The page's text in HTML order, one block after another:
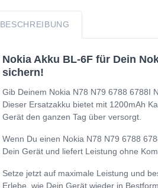
BESCHREIBUNG
Nokia Akku BL-6F für Dein
sichern!
Gib Deinem Nokia N78 N79 6788 6788I
Dieser Ersatzakku bietet mit 1200mAh
Gerät den ganzen Tag über versorgt.
Wenn Du einen Nokia N78 N79 6788
Dein Gerät und liefert Leistung ohne
Setze jetzt auf maximale Leistung und
Erlebe, wie Dein Gerät wieder in